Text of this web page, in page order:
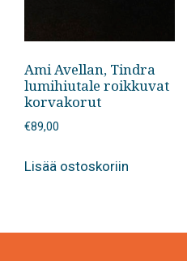
Ami Avellan, Tindra
lumihiutale roikkuvat
korvakorut
€89,00
Lisää ostoskoriin